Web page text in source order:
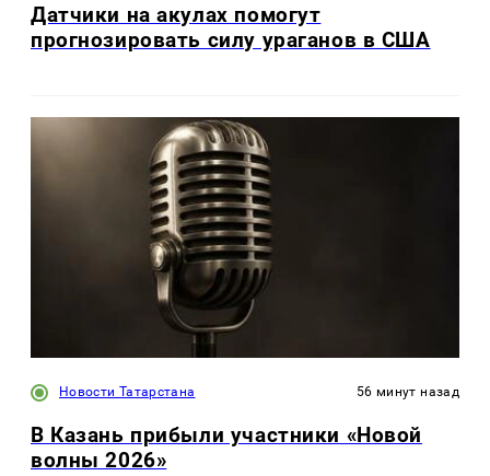
Датчики на акулах помогут
прогнозировать силу ураганов в США
Новости Татарстана 56 минут назад
В Казань прибыли участники «Новой
волны 2026»